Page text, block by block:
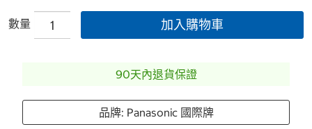
數量 加入購物車
90天內退貨保證
品牌: Panasonic 國際牌